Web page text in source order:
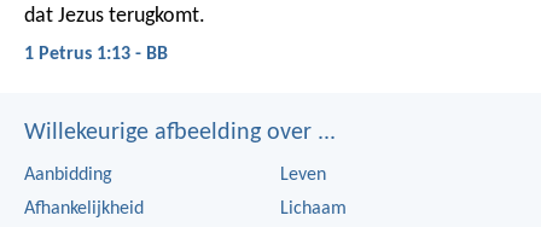
dat Jezus terugkomt.
1 Petrus 1:13 - BB
Willekeurige afbeelding over ...
Aanbidding
Afhankelijkheid
Leven
Lichaam